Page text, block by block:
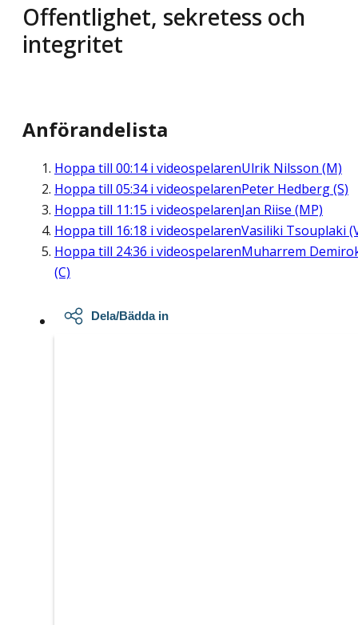
Offentlighet, sekretess och
integritet
Anförandelista
Hoppa till 00:14i videospelarenUlrik Nilsson (M)
Hoppa till 05:34i videospelarenPeter Hedberg (S)
Hoppa till 11:15 i videospelarenJan Riise (MP)
Hoppa till 16:18 i videospelarenVasiliki Tsouplaki
Hoppa till 24:36 i videospelarenMuharrem
(C)
Dela/Bädda in